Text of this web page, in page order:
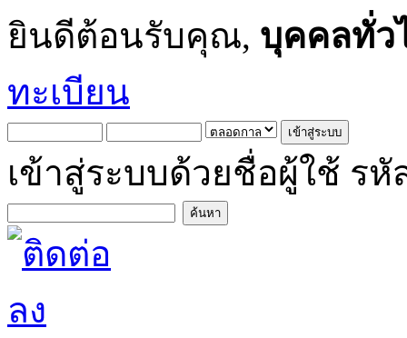
ยินดีต้อนรับคุณ, บุคคลทั่ว
ทะเบียน
เข้าสู่ระบบด้วยชื่อผู้ใช้ รหั